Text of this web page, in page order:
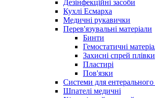
Дезінфекційні засоби
Кухлі Есмарха
Медичні рукавички
Перев'язувальні матеріали
Бинти
Гемостатичні
Захисні спрей плівки
Пластирі
Пов'язки
Системи для
Шпателі медичні